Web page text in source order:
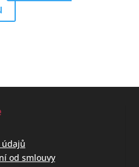
údajů
od smlouvy